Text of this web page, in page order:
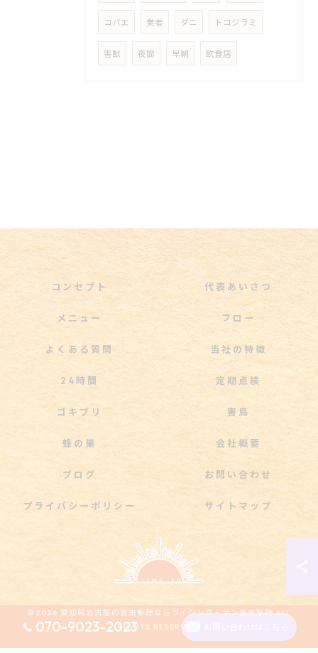
コバエ 業者 ダニ トコジラミ
害獣 夜間 早朝 飲食店
070-9023-2023
コンセプト 代表あいさつ
メニュー フロー
よくある質問 当社の特徴
24時間 定期点検
ゴキブリ 害鳥
蜂の巣 会社概要
ブログ お問い合わせ
プライバシーポリシー サイトマップ
© 2026 愛知県名古屋の害虫駆除ならライジング・サン害虫駆除 ALL
RIGHTS RESERVED.